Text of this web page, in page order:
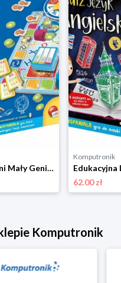
Edukacyjna Lisciani Mały Geniusz Quiz Język Polski 54350
Komputronik
62.00 zł
Komputronik